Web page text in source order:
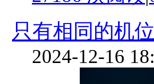
只有相同的机
2024-12-16